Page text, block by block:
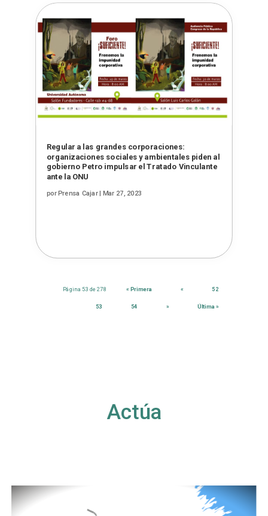
Regular a las grandes corporaciones:
organizaciones sociales y ambientales piden al
gobierno Petro impulsar el Tratado Vinculante
ante la ONU
porPrensa Cajar| Mar 27, 2023
Página 53 de 278 « Primera « 52
53 54 » Última »
Actúa